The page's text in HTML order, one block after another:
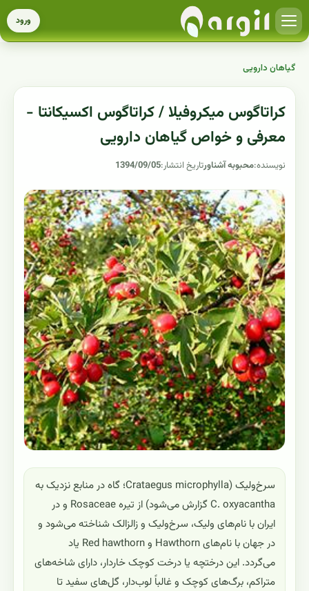
ورود
گیاهان دارویی
کراتاگوس میکروفیلا / کراتاگوس اکسیکانتا -
معرفی و خواص گیاهان دارویی
نویسنده:محبوبه آشناورتاریخ انتشار:1394/09/05
سرخ‌ولیک (Crataegus microphylla؛ گاه در منابع نزدیک به
C. oxyacantha گزارش می‌شود) از تیره Rosaceae و در
ایران با نام‌های ولیک، سرخ‌ولیک و زالزالک شناخته می‌شود و
در جهان با نام‌های Hawthorn و Red hawthorn یاد
می‌گردد. این درختچه یا درخت کوچک خاردار، دارای شاخه‌های
متراکم، برگ‌های کوچک و غالباً لوب‌دار، گل‌های سفید تا